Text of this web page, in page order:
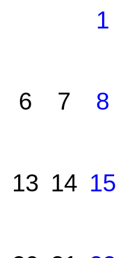
1
6 7 8
13 14 15